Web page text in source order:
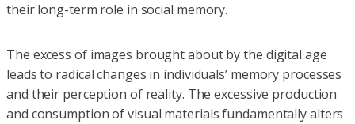
their long-term role in social memory.
The excess of images brought about by the digital age
leads to radical changes in individuals’ memory processes
and their perception of reality. The excessive production
and consumption of visual materials fundamentally alters